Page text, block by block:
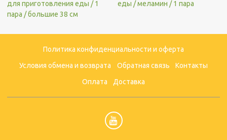
для приготовления еды / 1
пара / большие 38 см
еды / меламин / 1 пара
Политика конфиденциальности и оферта
Условия обмена и возврата Обратная связь Контакты
Оплата Доставка